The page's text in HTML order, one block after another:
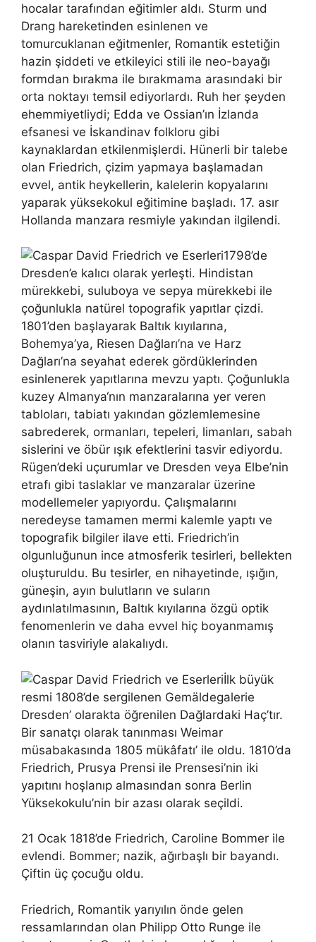
hocalar tarafından eğitimler aldı. Sturm und
Drang hareketinden esinlenen ve
tomurcuklanan eğitmenler, Romantik estetiğin
hazin şiddeti ve etkileyici stili ile neo-bayağı
formdan bırakma ile bırakmama arasındaki bir
orta noktayı temsil ediyorlardı. Ruh her şeyden
ehemmiyetliydi; Edda ve Ossian’ın İzlanda
efsanesi ve İskandinav folkloru gibi
kaynaklardan etkilenmişlerdi. Hünerli bir talebe
olan Friedrich, çizim yapmaya başlamadan
evvel, antik heykellerin, kalelerin kopyalarını
yaparak yüksekokul eğitimine başladı. 17. asır
Hollanda manzara resmiyle yakından ilgilendi.
1798’de
Dresden’e kalıcı olarak yerleşti. Hindistan
mürekkebi, suluboya ve sepya mürekkebi ile
çoğunlukla natürel topografik yapıtlar çizdi.
1801’den başlayarak Baltık kıyılarına,
Bohemya’ya, Riesen Dağları’na ve Harz
Dağları’na seyahat ederek gördüklerinden
esinlenerek yapıtlarına mevzu yaptı. Çoğunlukla
kuzey Almanya‘nın manzaralarına yer veren
tabloları, tabiatı yakından gözlemlemesine
sabrederek, ormanları, tepeleri, limanları, sabah
sislerini ve öbür ışık efektlerini tasvir ediyordu.
Rügen’deki uçurumlar ve Dresden veya Elbe’nin
etrafı gibi taslaklar ve manzaralar üzerine
modellemeler yapıyordu. Çalışmalarını
neredeyse tamamen mermi kalemle yaptı ve
topografik bilgiler ilave etti. Friedrich’in
olgunluğunun ince atmosferik tesirleri, bellekten
oluşturuldu. Bu tesirler, en nihayetinde, ışığın,
güneşin, ayın bulutların ve suların
aydınlatılmasının, Baltık kıyılarına özgü optik
fenomenlerin ve daha evvel hiç boyanmamış
olanın tasviriyle alakalıydı.
İlk büyük
resmi 1808’de sergilenen Gemäldegalerie
Dresden’ olarakta öğrenilen Dağlardaki Haç’tır.
Bir sanatçı olarak tanınması Weimar
müsabakasında 1805 mükâfatı’ ile oldu. 1810’da
Friedrich, Prusya Prensi ile Prensesi’nin iki
yapıtını hoşlanıp almasından sonra Berlin
Yüksekokulu’nin bir azası olarak seçildi.
21 Ocak 1818’de Friedrich, Caroline Bommer ile
evlendi. Bommer; nazik, ağırbaşlı bir bayandı.
Çiftin üç çocuğu oldu.
Friedrich, Romantik yarıyılın önde gelen
ressamlarından olan Philipp Otto Runge ile